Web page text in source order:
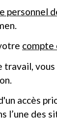
personnel
compte
travail,
accès
l’une des